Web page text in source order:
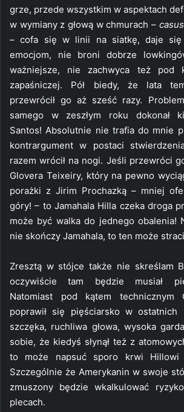
grze, przede wszystkim w aspektach
w wymiany z głową w chmurach – casus
– cofa się w linii na siatkę, daje się
emocjom, nie broni dobrze
ważniejsze, nie zachwyca też pod
zapaśniczej. Pół biedy, że lata
przewrócił go aż sześć razy.
samego w zeszłym roku dokonał
Santos! Absolutnie nie trafia do mnie
kontrargument w postaci
razem wrócił na nogi. Jeśli przewróci
Glovera Teixeiry, który na pewno
porażki z Jirim Prochazką – mniej
góry! – to Jamahala Hilla czeka droga
może być walka do jednego obalenia!
nie skończy Jamahala, to ten może
Zresztą w stójce także nie skreślam
oczywiście tam będzie musiał
Natomiast pod kątem technicznym
poprawił się pięściarsko w ostatnich
szczęka, ruchliwa głowa, wysoka
sobie, że kiedyś słynął też z
to może napsuć sporo krwi Hillowi
Szczególnie że Amerykanin w swoje
zmuszony będzie wkalkulować
plecach.